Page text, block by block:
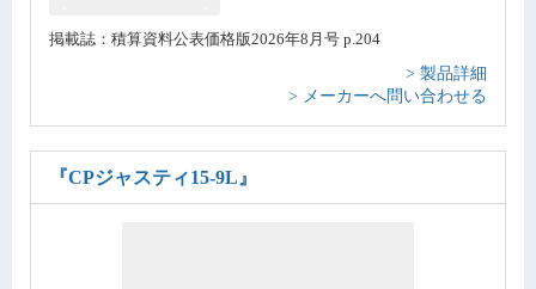
掲載誌：積算資料公表価格版2026年8月号 p.204
> 製品詳細
> メーカーへ問い合わせる
『CPジャスティ15-9L』